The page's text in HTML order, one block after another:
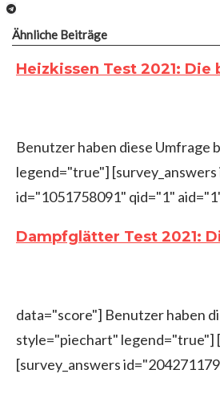
Telegram
Ähnliche Beiträge
Heizkissen Test 2021:
Benutzer haben diese
legend="true"]
id="1051758091" qid="1"
Dampfglätter Test 2021:
data="score"] Benutzer haben
style="piechart" legend="true"]
[survey_answers